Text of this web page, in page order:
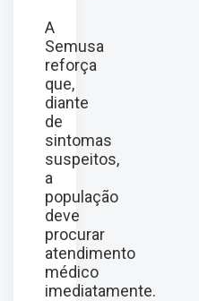
A
Semusa
reforça
que,
diante
de
sintomas
suspeitos,
a
população
deve
procurar
atendimento
médico
imediatamente.